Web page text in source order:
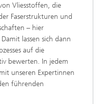
Vliesstoffen, die
Faserstrukturen und
– hier
lassen sich dann
auf die
bewerten. In jedem
unseren Expertinnen
führenden